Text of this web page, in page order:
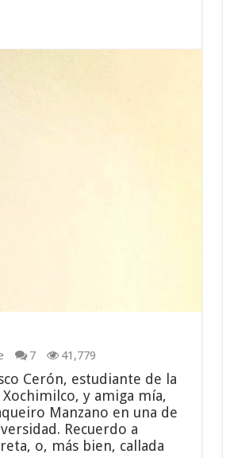
7 41,779
Cerón, estudiante de la
y amiga mía,
Manzano en una de
Recuerdo a
o, más bien, callada